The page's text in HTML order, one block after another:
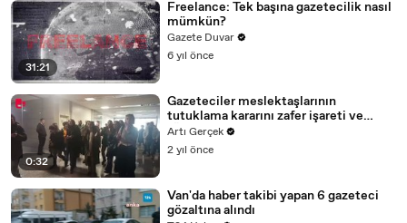
31:21
Freelance: Tek başına gazetecilik nasıl
mümkün?
Gazete Duvar
6 yıl önce
0:32
Gazeteciler meslektaşlarının
tutuklama kararını zafer işareti ve
"Özgür Basın susturulamaz" sloganıyla
protesto etti
Artı Gerçek
2 yıl önce
Van'da haber takibi yapan 6 gazeteci
gözaltına alındı